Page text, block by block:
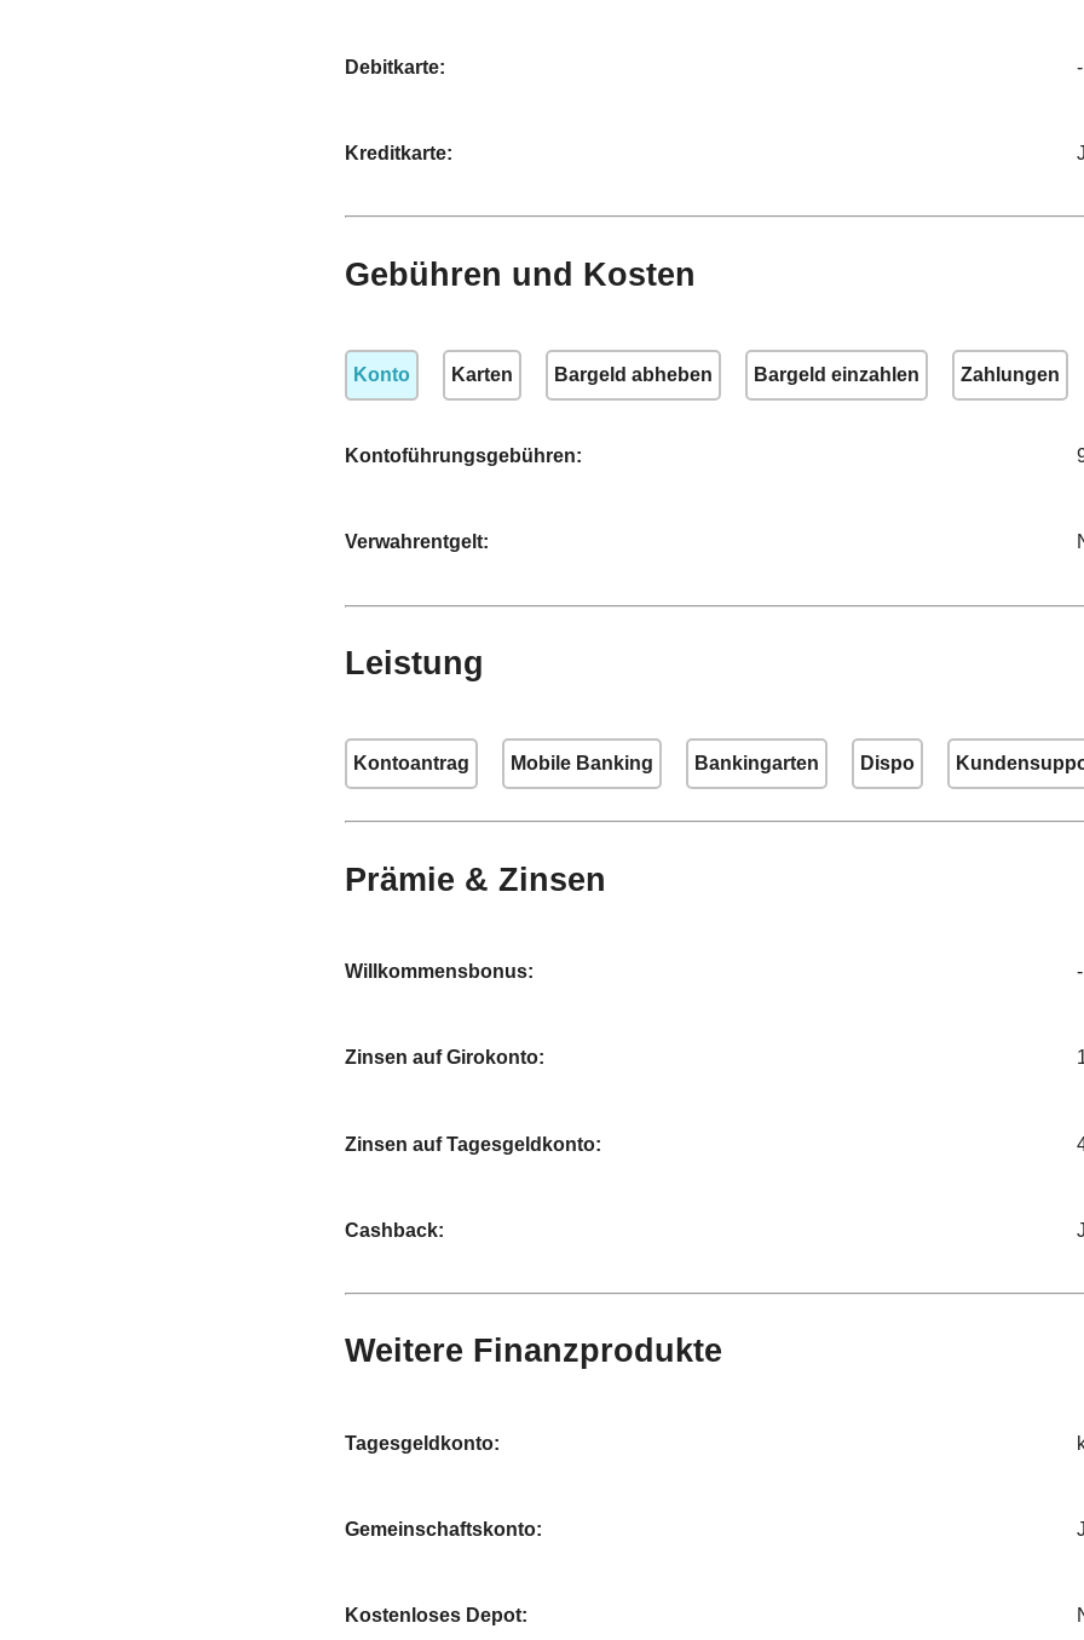
Debitkarte: -
Kreditkarte:
Gebühren und Kosten
Konto Karten Bargeld abheben Bargeld einzahlen Zahlungen
Kontoführungsgebühren:
Verwahrentgelt:
Leistung
Kontoantrag Mobile Banking Bankingarten Dispo
Prämie & Zinsen
Willkommensbonus: -
Zinsen auf Girokonto:
Zinsen auf Tagesgeldkonto:
Cashback:
Weitere Finanzprodukte
Tagesgeldkonto:
Gemeinschaftskonto:
Kostenloses Depot: